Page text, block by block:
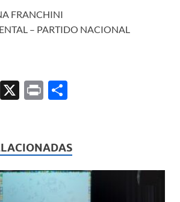
FRANCHINI
– PARTIDO NACIONAL
E
X
P
p
ar